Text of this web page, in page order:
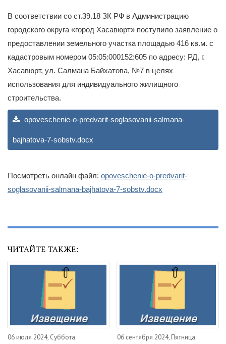
В соответствии со ст.39.18 ЗК РФ в Администрацию
городского округа «город Хасавюрт» поступило заявление о
предоставлении земельного участка площадью 416 кв.м. с
кадастровым номером 05:05:000152:605 по адресу: РД, г.
Хасавюрт, ул. Салмана Байхатова, №7 в целях
использования для индивидуального жилищного
строительства.
opoveschenie-o-predvarit-soglasovanii-salmana-
bajhatova-7-sobstv.docx
Посмотреть онлайн файл: opoveschenie-o-predvarit-
soglasovanii-salmana-bajhatova-7-sobstv.docx
ЧИТАЙТЕ ТАКЖЕ:
06 июля 2024, Суббота 06 сентября 2024, Пятница